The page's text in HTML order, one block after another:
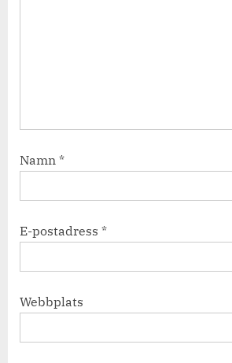
Namn *
E-postadress *
Webbplats